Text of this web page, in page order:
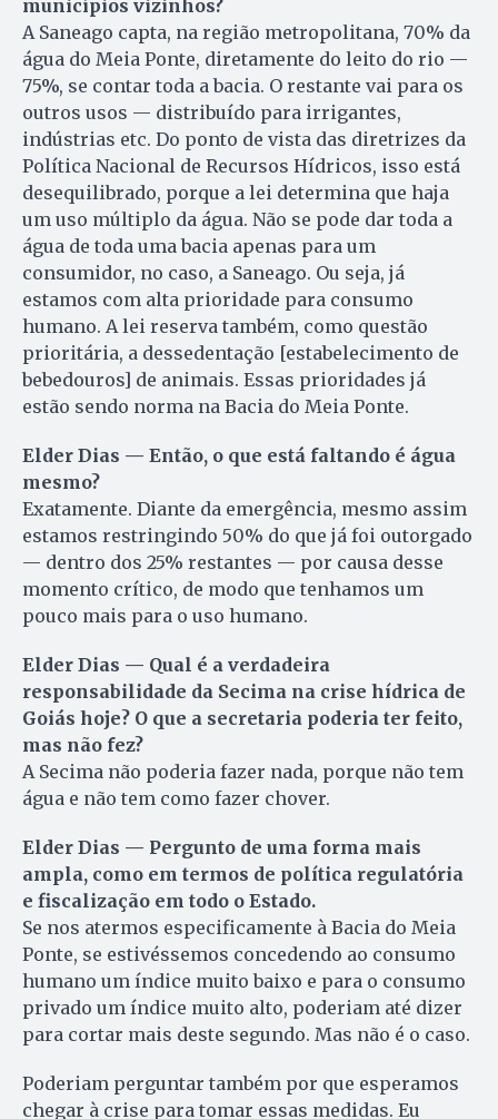
municípios vizinhos?
A Saneago capta, na região metropolitana, 70% da
água do Meia Ponte, diretamente do leito do rio —
75%, se contar toda a bacia. O restante vai para os
outros usos — distribuído para irrigantes,
indústrias etc. Do ponto de vista das diretrizes da
Política Nacional de Recursos Hídricos, isso está
desequilibrado, porque a lei determina que haja
um uso múltiplo da água. Não se pode dar toda a
água de toda uma bacia apenas para um
consumidor, no caso, a Saneago. Ou seja, já
estamos com alta prioridade para consumo
humano. A lei reserva também, como questão
prioritária, a dessedentação [estabelecimento de
bebedouros] de animais. Essas prioridades já
estão sendo norma na Bacia do Meia Ponte.
Elder Dias — Então, o que está faltando é água
mesmo?
Exatamente. Diante da emergência, mesmo assim
estamos restringindo 50% do que já foi outorgado
— dentro dos 25% restantes — por causa desse
momento crítico, de modo que tenhamos um
pouco mais para o uso humano.
Elder Dias — Qual é a verdadeira
responsabilidade da Secima na crise hídrica de
Goiás hoje? O que a secretaria poderia ter feito,
mas não fez?
A Secima não poderia fazer nada, porque não tem
água e não tem como fazer chover.
Elder Dias — Pergunto de uma forma mais
ampla, como em termos de política regulatória
e fiscalização em todo o Estado.
Se nos atermos especificamente à Bacia do Meia
Ponte, se estivéssemos concedendo ao consumo
humano um índice muito baixo e para o consumo
privado um índice muito alto, poderiam até dizer
para cortar mais deste segundo. Mas não é o caso.
Poderiam perguntar também por que esperamos
chegar à crise para tomar essas medidas. Eu